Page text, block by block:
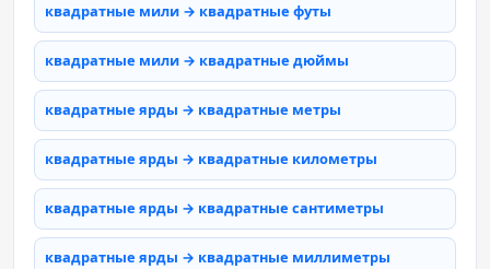
квадратные мили → квадратные футы
квадратные мили → квадратные дюймы
квадратные ярды → квадратные метры
квадратные ярды → квадратные километры
квадратные ярды → квадратные сантиметры
квадратные ярды → квадратные миллиметры